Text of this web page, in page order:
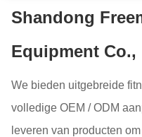
Shandong
Equipment Co.,
We bieden uitgebreide
volledige OEM / ODM
leveren van producten